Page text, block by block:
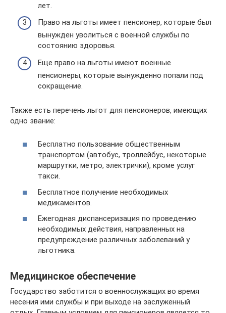
лет.
Право на льготы имеет пенсионер, которые был
вынужден уволиться с военной службы по
состоянию здоровья.
Еще право на льготы имеют военные
пенсионеры, которые вынужденно попали под
сокращение.
Также есть перечень льгот для пенсионеров, имеющих
одно звание:
Бесплатно пользование общественным
транспортом (автобус, троллейбус, некоторые
маршрутки, метро, электрички), кроме услуг
такси.
Бесплатное получение необходимых
медикаментов.
Ежегодная диспансеризация по проведению
необходимых действия, направленных на
предупреждение различных заболеваний у
льготника.
Медицинское обеспечение­
Государство заботится о военнослужащих во время
несения ими службы и при выходе на заслуженный